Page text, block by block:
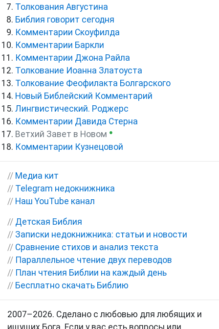
Толкования Августина
Библия говорит сегодня
Комментарии Скоуфилда
Комментарии Баркли
Комментарии Джона Райла
Толкование Иоанна Златоуста
Толкование Феофилакта Болгарского
Новый Библейский Комментарий
Лингвистический. Роджерс
Комментарии Давида Стерна
Ветхий Завет в Новом ●
Комментарии Кузнецовой
// Медиа кит
// Telegram недокнижника
// Наш YouTube канал
// Детская Библия
// Записки недокнижника: статьи и новости
// Сравнение стихов и анализ текста
// Параллельное чтение двух переводов
// План чтения Библии на каждый день
// Бесплатно скачать Библию
2007–2026. Сделано с любовью для любящих и